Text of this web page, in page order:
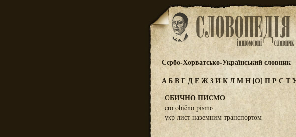
Сербо-Хорватсько-Український словник
АБВГДЕЖЗИКЛМН[О] ПРСТ
ОБИЧНО ПИСМО
cro obično pismo
укр лист наземним транспортом